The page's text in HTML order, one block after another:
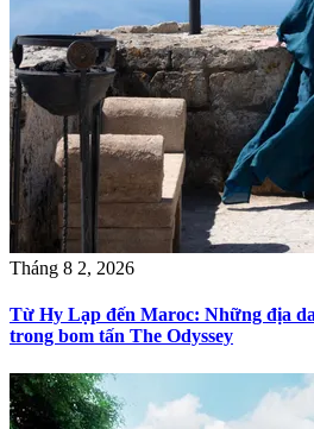
Tháng 8 2, 2026
Từ Hy Lạp đến Maroc: Những địa
trong bom tấn The Odyssey